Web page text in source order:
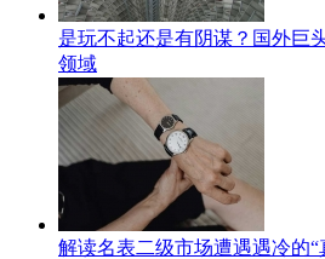
是玩不起还是有阴谋？国外巨
领域
解读名表二级市场遭遇遇冷的“